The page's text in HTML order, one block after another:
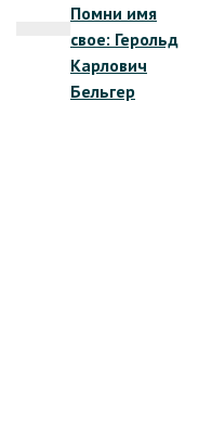
записям
Помни имя
свое: Герольд
Карлович
Бельгер